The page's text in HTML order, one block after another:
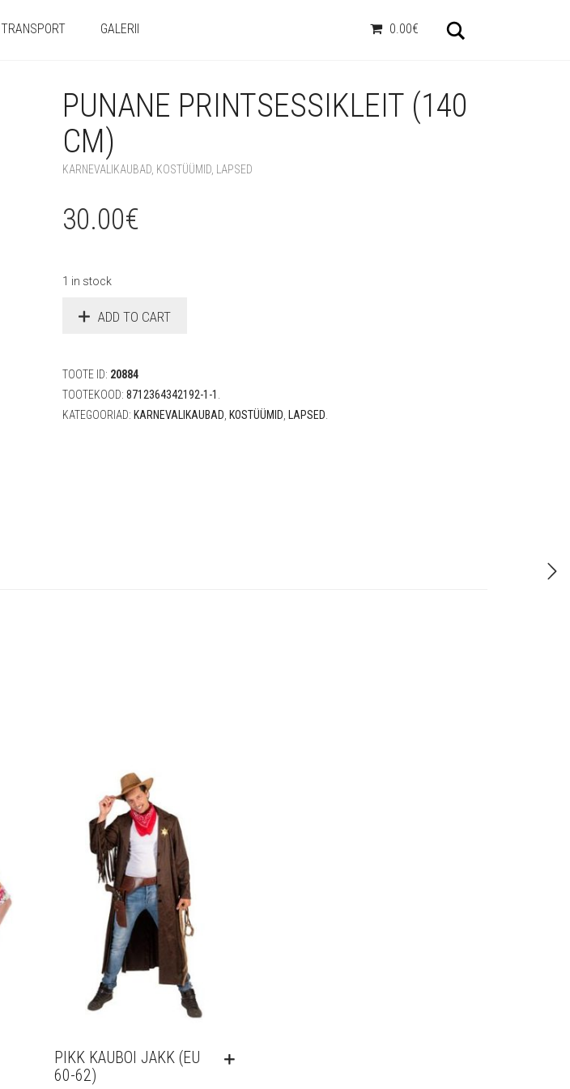
TRANSPORT GALERII 0.00€
PUNANE PRINTSESSIKLEIT (140
CM)
KARNEVALIKAUBAD KOSTÜÜMID LAPSED
30.00€
1 in stock
ADD TO CART
TOOTE ID: 20884
TOOTEKOOD: 8712364342192-1-1
KATEGOORIAD: KARNEVALIKAUBAD KOSTÜÜMID LAPSED
PIKK KAUBOI JAKK (EU
60-62)